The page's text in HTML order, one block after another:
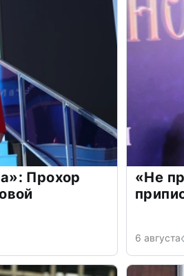
Прохор
«Не
6 августа